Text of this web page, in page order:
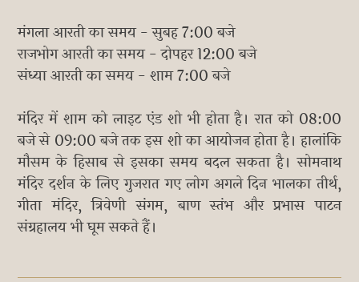
मंगला आरती का समय - सुबह 7:00 बजे
राजभोग आरती का समय - दोपहर 12:00 बजे
संध्या आरती का समय - शाम 7:00 बजे
मंदिर में शाम को लाइट एंड शो भी होता है। रात को 08:00
बजे से 09:00 बजे तक इस शो का आयोजन होता है। हालांकि
मौसम के हिसाब से इसका समय बदल सकता है। सोमनाथ
मंदिर दर्शन के लिए गुजरात गए लोग अगले दिन भालका तीर्थ,
गीता मंदिर, त्रिवेणी संगम, बाण स्तंभ और प्रभास पाटन
संग्रहालय भी घूम सकते हैं।